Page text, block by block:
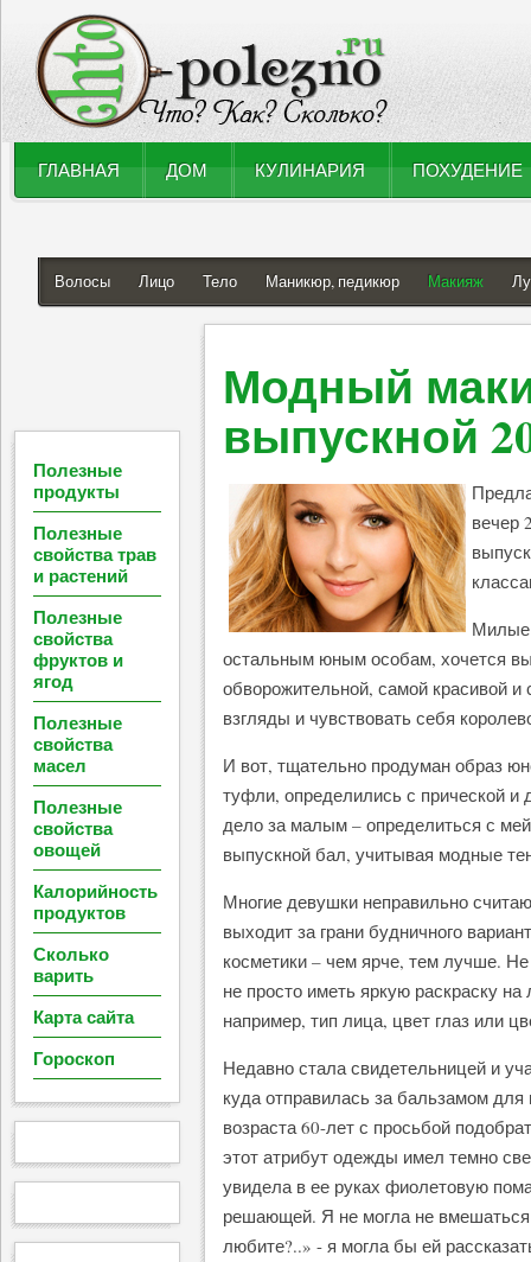
ГЛАВНАЯ ДОМ КУЛИНАРИЯ ПОХУДЕНИЕ
Волосы Лицо Тело Маникюр, педикюр Макияж
Модный
выпускной
вечер
Милые
остальным юным особам, хочется
обворожительной, самой красивой
взгляды и чувствовать себя
И вот, тщательно продуман образ
туфли, определились с прической
дело за малым – определиться с
выпускной бал, учитывая модные
Многие девушки неправильно
выходит за грани будничного
косметики – чем ярче, тем лучше.
не просто иметь яркую раскраску
например, тип лица, цвет глаз или
Недавно стала свидетельницей и
куда отправилась за бальзамом
возраста 60-лет с просьбой
этот атрибут одежды имел темно
увидела в ее руках фиолетовую
решающей. Я не могла не
любите?..» - я могла бы ей
Полезные
продукты
Полезные
свойства трав
и растений
Полезные
свойства
фруктов и
ягод
Полезные
свойства
масел
Полезные
свойства
овощей
Калорийность
продуктов
Сколько
варить
Карта сайта
Гороскоп